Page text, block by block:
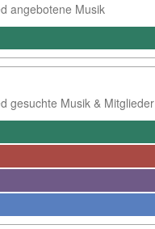
angebotene Musik
gesuchte Musik & Mitglieder